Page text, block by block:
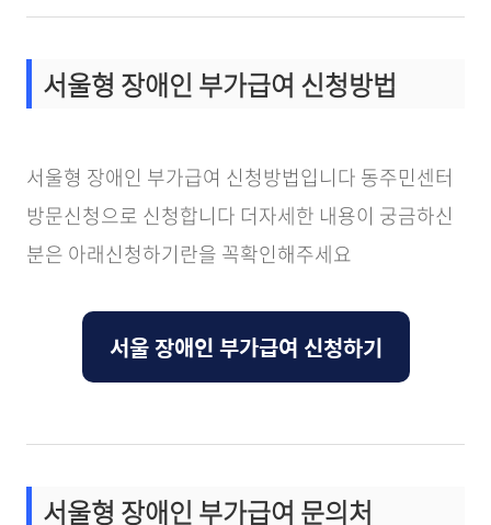
서울형 장애인 부가급여 신청방법
서울형 장애인 부가급여 신청방법입니다 동주민센터
방문신청으로 신청합니다 더자세한 내용이 궁금하신
분은 아래신청하기란을 꼭확인해주세요
서울 장애인 부가급여 신청하기
서울형 장애인 부가급여 문의처